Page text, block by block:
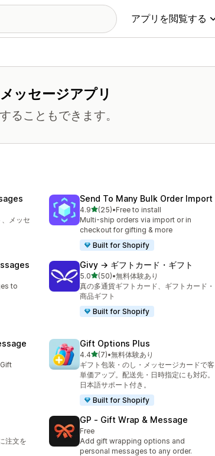
アプリを閲覧する
ッセージアプリ
ることもできます。
メッセ
Send To Many Bulk Order Import
4.95つ星中
(25)
合計レビュー数：25件
•Free to install
Multi-ship orders via import or in
checkout for gifting & more
Built for Shopify
to
Givy → ギフトカード・ギフト
5.05つ星中
(50)
合計レビュー数：50件
•無料体験あり
真の多通貨ギフトカード、ギフトカード・
商品ギフト
Built for Shopify
Gift Options Plus
4.45つ星中
(7)
合計レビュー数：7件
•無料体験あり
ギフト包装・のし・メッセージカードで客
単価アップ。配送先・日時指定にも対応。
日本語サポート付き。
Built for Shopify
注文を
GP ‑ Gift Wrap & Message
Free
Add gift wrapping options and
personal messages to any order.